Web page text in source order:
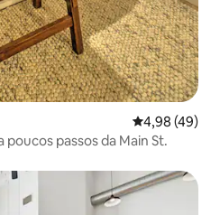
4,98 de uma
4,98 (49)
passos da Main St.